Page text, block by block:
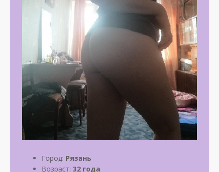
Город: Рязань
Возраст: 32 года